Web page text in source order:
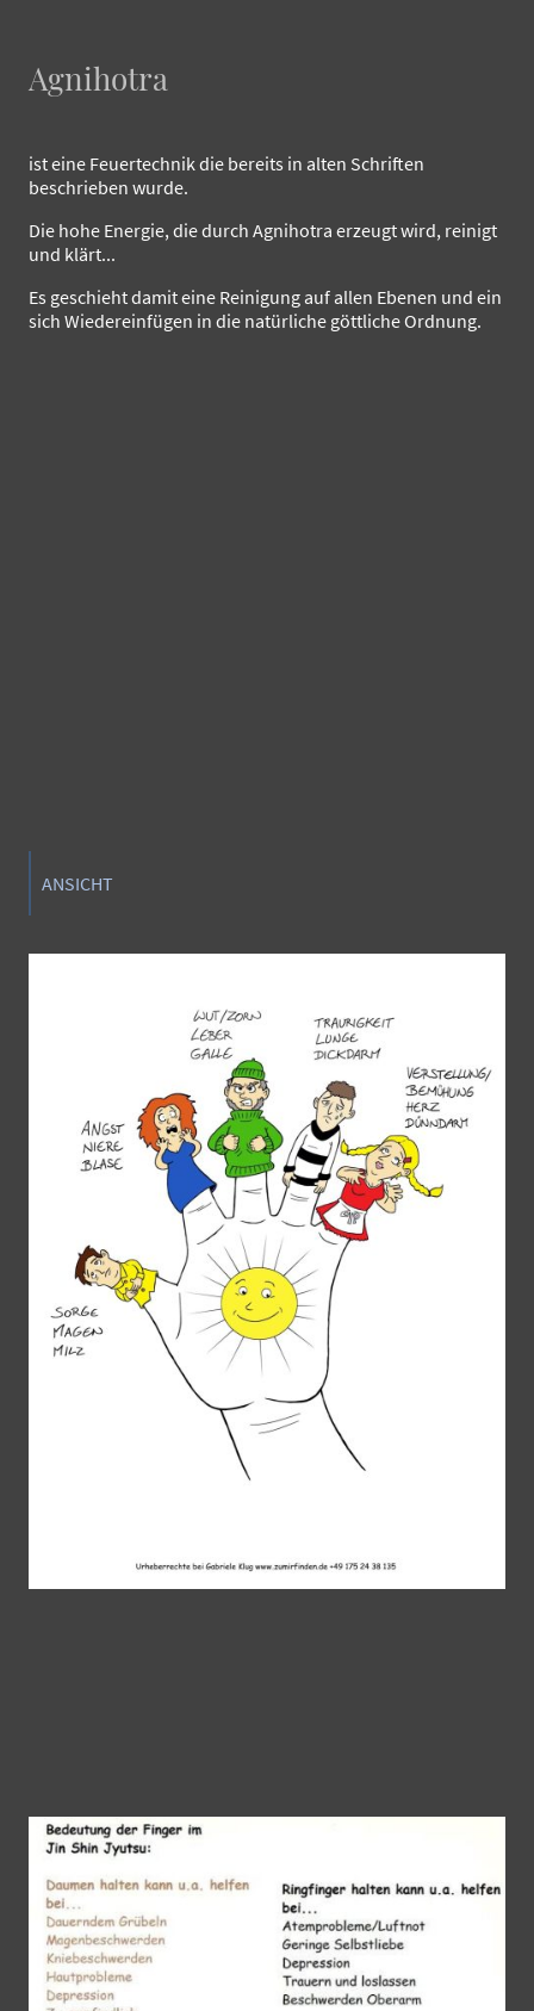
Agnihotra
ist eine Feuertechnik die bereits in alten Schriften
beschrieben wurde.
Die hohe Energie, die durch Agnihotra erzeugt wird, reinigt
und klärt...
Es geschieht damit eine Reinigung auf allen Ebenen und ein
sich Wiedereinfügen in die natürliche göttliche Ordnung.
ANSICHT